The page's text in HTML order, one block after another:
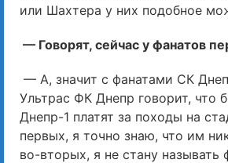
или Шахтера у них подобное
— Говорят, сейчас у фанатов
— А, значит с фанатами СК
Ультрас ФК Днепр говорит, что
Днепр-1 платят за походы на
первых, я точно знаю, что им
во-вторых, я не стану называть